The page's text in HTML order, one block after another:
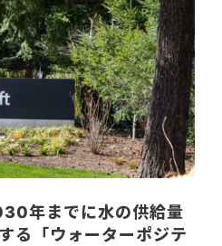
年までに水の供給量
る「ウォーターポジテ